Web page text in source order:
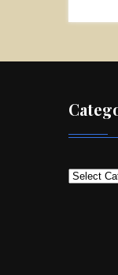
Categorii